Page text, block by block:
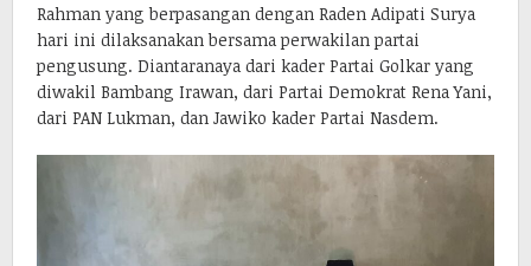
Rahman yang berpasangan dengan Raden Adipati Surya
hari ini dilaksanakan bersama perwakilan partai
pengusung. Diantaranaya dari kader Partai Golkar yang
diwakil Bambang Irawan, dari Partai Demokrat Rena Yani,
dari PAN Lukman, dan Jawiko kader Partai Nasdem.